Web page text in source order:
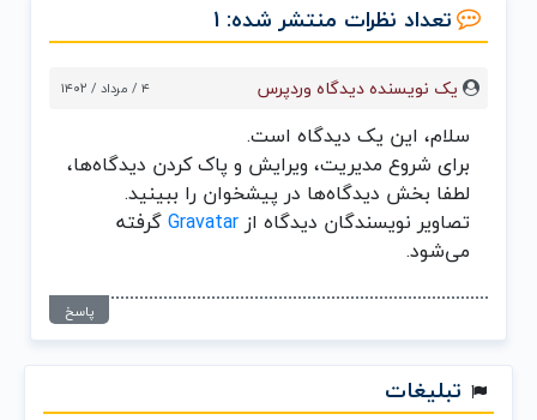
تعداد نظرات منتشر شده: 1
یک نویسنده دیدگاه وردپرس ۴ / مرداد / ۱۴۰۲
سلام، این یک دیدگاه است.
برای شروع مدیریت، ویرایش و پاک کردن دیدگاه‌ها،
لطفا بخش دیدگاه‌ها در پیشخوان را ببینید.
تصاویر نویسندگان دیدگاه از Gravatarگرفته
می‌شود.
پاسخ
تبلیغات